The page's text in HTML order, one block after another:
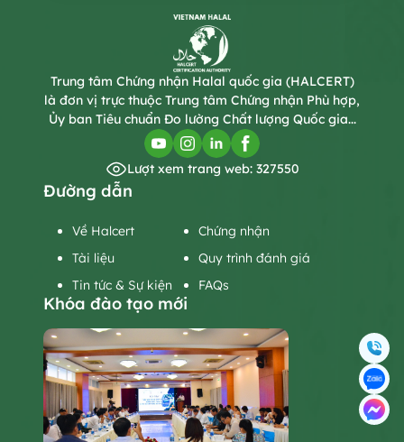
Trung tâm Chứng nhận Halal quốc gia (HALCERT)
là đơn vị trực thuộc Trung tâm Chứng nhận Phù hợp,
Ủy ban Tiêu chuẩn Đo lường Chất lượng Quốc gia...
Lượt xem trang web: 327550
Đường dẫn
Về Halcert
Chứng nhận
Tài liệu
Quy trình đánh giá
Tin tức & Sự kiện
FAQs
Khóa đào tạo mới